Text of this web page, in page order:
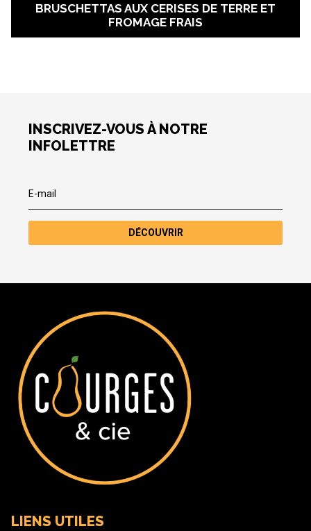
BRUSCHETTAS AUX CERISES DE TERRE ET
FROMAGE FRAIS
INSCRIVEZ-VOUS À NOTRE
INFOLETTRE
DÉCOUVRIR
LIENS UTILES